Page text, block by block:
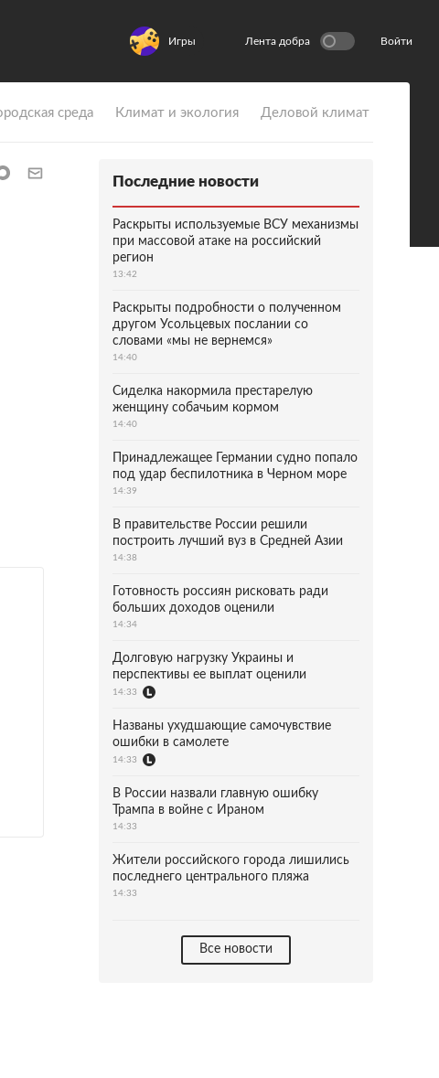
Игры Лента добра Войти
среда Климат и экология Деловой климат
Последние новости
Раскрыты используемые ВСУ механизмы
при массовой атаке на российский
регион
13:42
Раскрыты подробности о полученном
другом Усольцевых послании со
словами «мы не вернемся»
14:40
Сиделка накормила престарелую
женщину собачьим кормом
14:40
Принадлежащее Германии судно попало
под удар беспилотника в Черном море
14:39
В правительстве России решили
построить лучший вуз в Средней Азии
14:38
Готовность россиян рисковать ради
больших доходов оценили
14:34
Долговую нагрузку Украины и
перспективы ее выплат оценили
14:33
Названы ухудшающие самочувствие
ошибки в самолете
14:33
В России назвали главную ошибку
Трампа в войне с Ираном
14:33
Жители российского города лишились
последнего центрального пляжа
14:33
Все новости